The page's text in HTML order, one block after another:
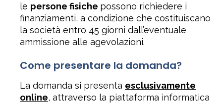
le persone fisiche possono richiedere i
finanziamenti, a condizione che costituiscano
la società entro 45 giorni dall’eventuale
ammissione alle agevolazioni.
Come presentare la domanda?
La domanda si presenta esclusivamente
online, attraverso la piattaforma informatica